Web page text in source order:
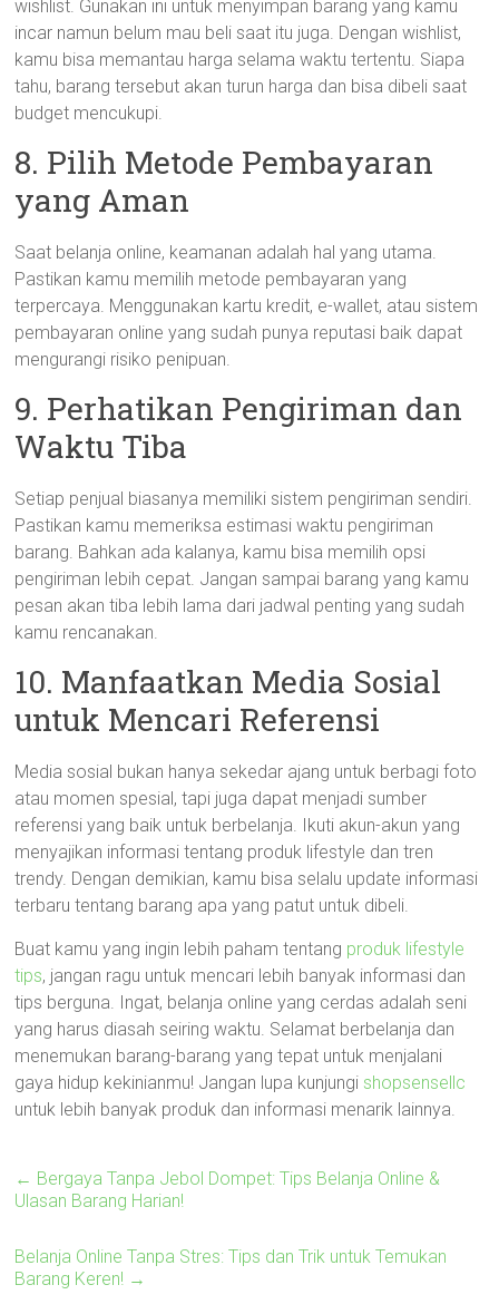
wishlist. Gunakan ini untuk menyimpan barang yang kamu
incar namun belum mau beli saat itu juga. Dengan wishlist,
kamu bisa memantau harga selama waktu tertentu. Siapa
tahu, barang tersebut akan turun harga dan bisa dibeli saat
budget mencukupi.
8. Pilih Metode Pembayaran
yang Aman
Saat belanja online, keamanan adalah hal yang utama.
Pastikan kamu memilih metode pembayaran yang
terpercaya. Menggunakan kartu kredit, e-wallet, atau sistem
pembayaran online yang sudah punya reputasi baik dapat
mengurangi risiko penipuan.
9. Perhatikan Pengiriman dan
Waktu Tiba
Setiap penjual biasanya memiliki sistem pengiriman sendiri.
Pastikan kamu memeriksa estimasi waktu pengiriman
barang. Bahkan ada kalanya, kamu bisa memilih opsi
pengiriman lebih cepat. Jangan sampai barang yang kamu
pesan akan tiba lebih lama dari jadwal penting yang sudah
kamu rencanakan.
10. Manfaatkan Media Sosial
untuk Mencari Referensi
Media sosial bukan hanya sekedar ajang untuk berbagi foto
atau momen spesial, tapi juga dapat menjadi sumber
referensi yang baik untuk berbelanja. Ikuti akun-akun yang
menyajikan informasi tentang produk lifestyle dan tren
trendy. Dengan demikian, kamu bisa selalu update informasi
terbaru tentang barang apa yang patut untuk dibeli.
Buat kamu yang ingin lebih paham tentang produk lifestyle
tips, jangan ragu untuk mencari lebih banyak informasi dan
tips berguna. Ingat, belanja online yang cerdas adalah seni
yang harus diasah seiring waktu. Selamat berbelanja dan
menemukan barang-barang yang tepat untuk menjalani
gaya hidup kekinianmu! Jangan lupa kunjungi shopsensellc
untuk lebih banyak produk dan informasi menarik lainnya.
← Bergaya Tanpa Jebol Dompet: Tips Belanja Online &
Ulasan Barang Harian!
Belanja Online Tanpa Stres: Tips dan Trik untuk Temukan
Barang Keren! →